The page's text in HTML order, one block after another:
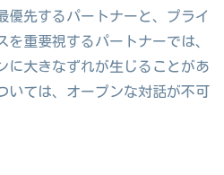
優先するパートナーと、プライ
重要視するパートナーでは、
に大きなずれが生じることがあ
いては、オープンな対話が不可